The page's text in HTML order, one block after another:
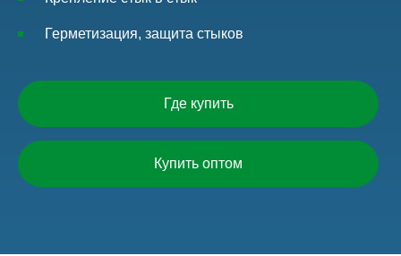
Герметизация, защита стыков
Где купить
Купить оптом